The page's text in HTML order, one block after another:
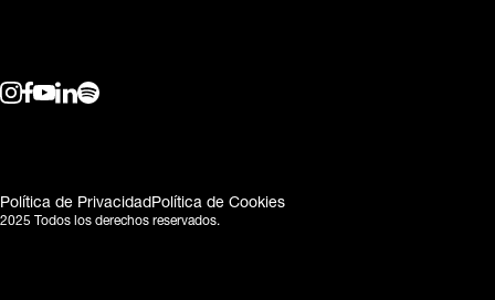
2025 Todos los derechos reservados.
Política de PrivacidadPolítica de Cookies